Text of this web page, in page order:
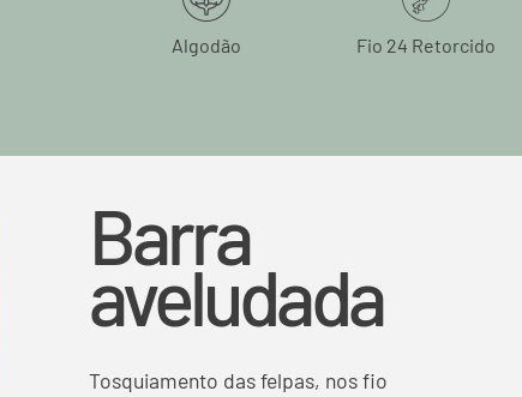
Algodão
Fio 24 Retorcido
Barra
aveludada
Tosquiamento das felpas, nos fio